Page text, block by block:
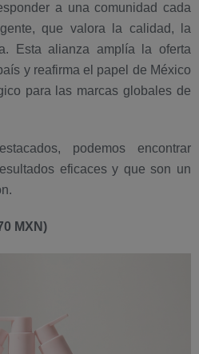
a una comunidad cada
que valora la calidad, la
Esta alianza amplía la oferta
y reafirma el papel de México
para las marcas globales de
podemos encontrar
eficaces y que son un
MXN)